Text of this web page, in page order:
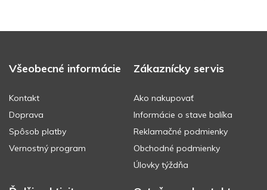
Všeobecné informácie
Kontakt
Doprava
Spôsob platby
Vernostný program
Zákaznícky servis
Ako nakupovať
Informácie o stave balíka
Reklamačné podmienky
Obchodné podmienky
Úlovky týždňa